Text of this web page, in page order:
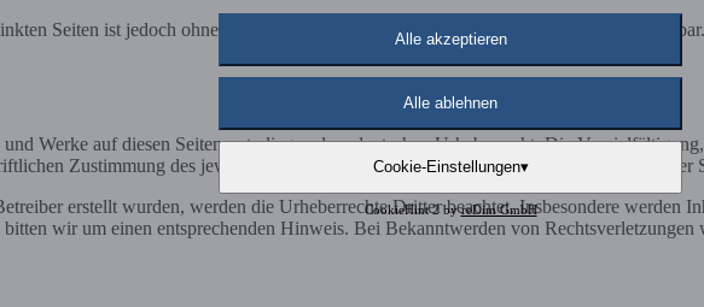
Seiten ist jedoch ohne konkrete Anhaltspunkte einer Rechtsverletzung nicht
Werke auf diesen Seiten unterliegen dem deutschen Urheberrecht. Die
Zustimmung des jeweiligen Autors bzw. Erstellers. Downloads und Kopien
erstellt wurden, werden die Urheberrechte Dritter beachtet. Insbesondere werden
wir um einen entsprechenden Hinweis. Bei Bekanntwerden von
Alle akzeptieren
Alle ablehnen
Cookie-Einstellungen▾
CookieHint 2 byreDim GmbH